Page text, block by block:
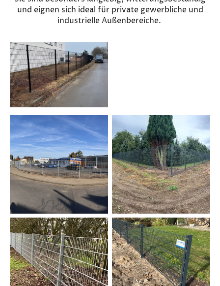
und eignen sich ideal für private gewerbliche und
industrielle Außenbereiche.